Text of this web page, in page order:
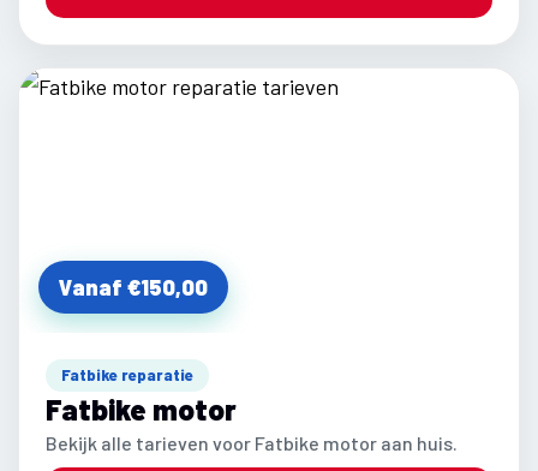
Vanaf €150,00
Fatbike reparatie
Fatbike motor
Bekijk alle tarieven voor Fatbike motor aan huis.